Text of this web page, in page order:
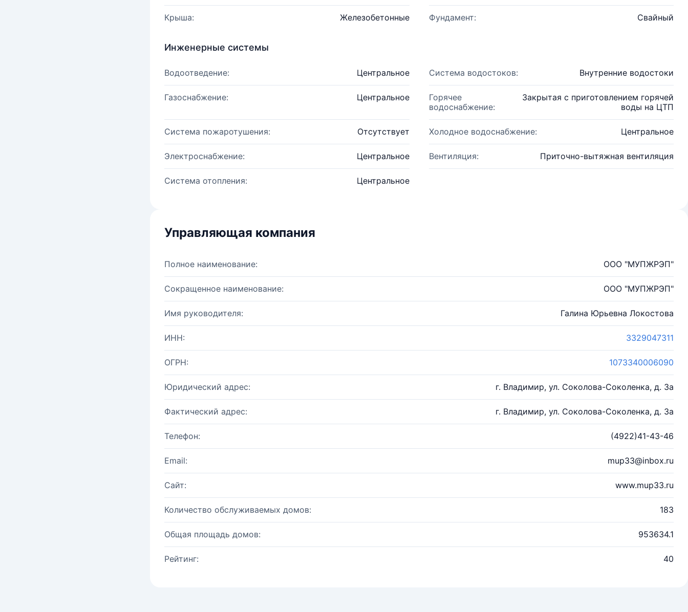
Крыша: Железобетонные Фундамент: Свайный
Инженерные системы
Водоотведение: Центральное Система водостоков: Внутренние водостоки
Газоснабжение: Центральное
Горячее
водоснабжение:
Закрытая с приготовлением горячей
воды на ЦТП
Система пожаротушения: Отсутствует Холодное водоснабжение: Центральное
Электроснабжение: Центральное Вентиляция: Приточно-вытяжная вентиляция
Система отопления: Центральное
Управляющая компания
Полное наименование: ООО "МУПЖРЭП"
Сокращенное наименование: ООО "МУПЖРЭП"
Имя руководителя: Галина Юрьевна Локостова
ИНН: 3329047311
ОГРН: 1073340006090
Юридический адрес: г. Владимир, ул. Соколова-Соколенка, д. 3а
Фактический адрес: г. Владимир, ул. Соколова-Соколенка, д. 3а
Телефон: (4922)41-43-46
Email: mup33@inbox.ru
Сайт: www.mup33.ru
Количество обслуживаемых домов: 183
Общая площадь домов: 953634.1
Рейтинг: 40